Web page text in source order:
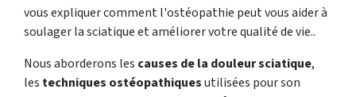
vous expliquer comment l'ostéopathie peut vous aider à
soulager la sciatique et améliorer votre qualité de vie..
Nous aborderons les causes de la douleur sciatique,
les techniques ostéopathiquesutilisées pour son